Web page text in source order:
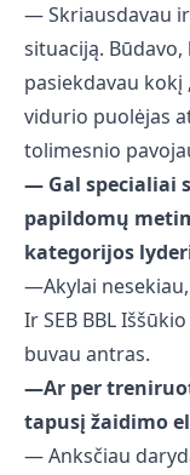
— Skriausdavau
situaciją.
pasiekdavau kokį
vidurio puolėjas
tolimesnio
— Gal specialiai
papildomų
kategorijos
—Akylai
Ir SEB BBL
buvau antras.
—Ar per
tapusį žaidimo
— Anksčiau